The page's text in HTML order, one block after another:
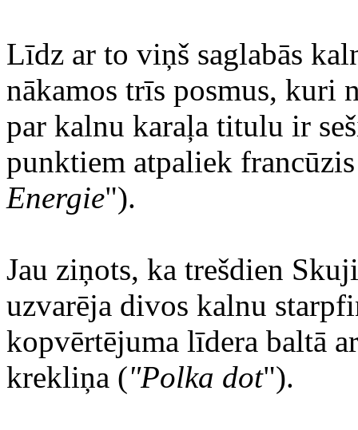
Līdz ar to viņš saglabās
nākamos trīs posmus, kuri
par kalnu karaļa titulu ir
punktiem atpaliek
Energie").
Jau ziņots, ka trešdien
uzvarēja divos kalnu
kopvērtējuma līdera baltā
krekliņa ("Polka dot").